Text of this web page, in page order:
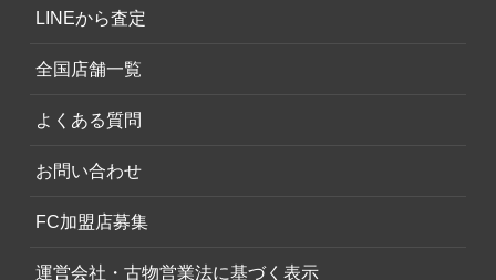
LINEから査定
全国店舗一覧
よくある質問
お問い合わせ
FC加盟店募集
運営会社・古物営業法に基づく表示